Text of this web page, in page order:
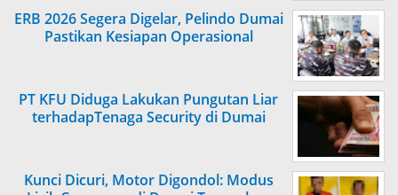
ERB 2026 Segera Digelar, Pelindo Dumai
Pastikan Kesiapan Operasional
PT KFU Diduga Lakukan Pungutan Liar
terhadapTenaga Security di Dumai
Kunci Dicuri, Motor Digondol: Modus